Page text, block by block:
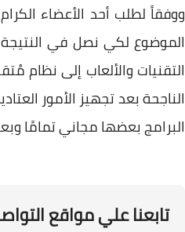
ووفقاً لطلب أحد الأعضاء
الموضوع لكي نصل في
التقنيات والألعاب إلى نظام
الناجحة بعد تجهيز الأمور
البرامج بعضها مجاني تمامًا
تابعنا علي مواقع